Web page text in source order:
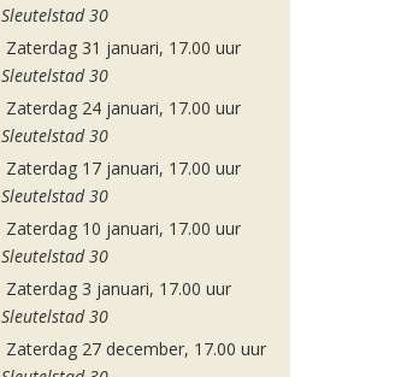
Sleutelstad 30
Zaterdag 31 januari, 17.00 uur
Sleutelstad 30
Zaterdag 24 januari, 17.00 uur
Sleutelstad 30
Zaterdag 17 januari, 17.00 uur
Sleutelstad 30
Zaterdag 10 januari, 17.00 uur
Sleutelstad 30
Zaterdag 3 januari, 17.00 uur
Sleutelstad 30
Zaterdag 27 december, 17.00 uur